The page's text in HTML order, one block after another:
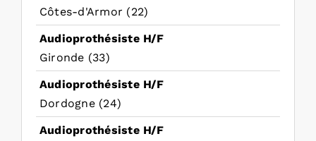
Côtes-d'Armor (22)
Audioprothésiste H/F
Gironde (33)
Audioprothésiste H/F
Dordogne (24)
Audioprothésiste H/F